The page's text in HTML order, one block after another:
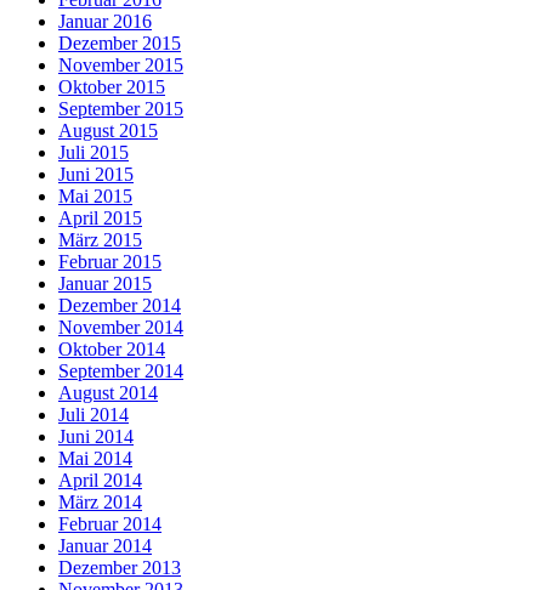
Januar 2016
Dezember 2015
November 2015
Oktober 2015
September 2015
August 2015
Juli 2015
Juni 2015
Mai 2015
April 2015
März 2015
Februar 2015
Januar 2015
Dezember 2014
November 2014
Oktober 2014
September 2014
August 2014
Juli 2014
Juni 2014
Mai 2014
April 2014
März 2014
Februar 2014
Januar 2014
Dezember 2013